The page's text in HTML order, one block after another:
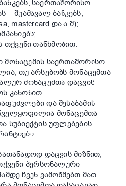
საერთაშორისო
– შუამავალ ბანკებს,
mastercard და ა.შ);
თქვენი თანხმობით.
მონაცემის საერთაშორისო
თუ არსებობს მონაცემთა
მონაცემთა დაცვის
კანონით
და შესაბამის
მონაცემთა
სუბიექტის უფლებების
დაცვის მიზნით,
პერსონალური
ჩვენ ვამოწმებთ მათ